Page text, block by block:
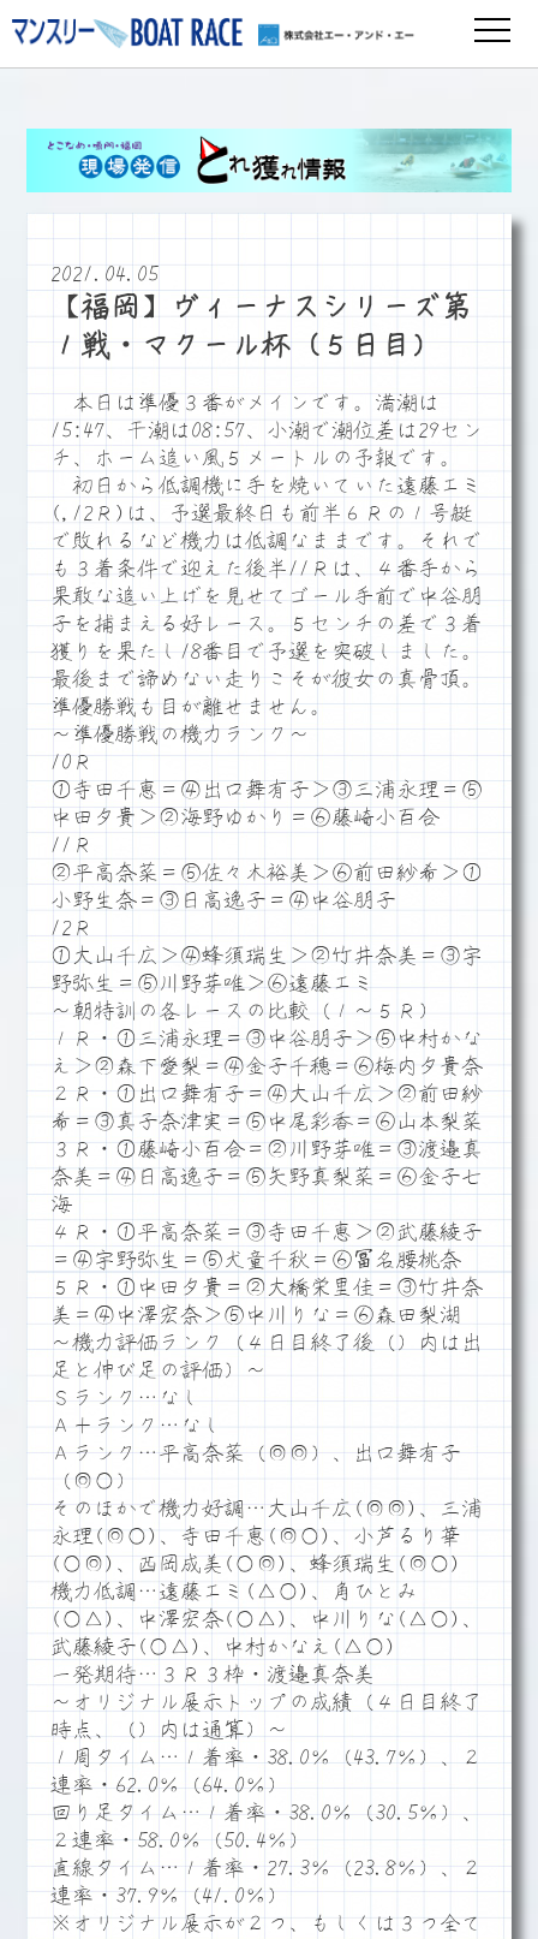
2021.04.05
【福岡】ヴィーナスシリーズ第
１戦・マクール杯（５日目）
本日は準優３番がメインです。満潮は
15:47、干潮は08:57、小潮で潮位差は29セン
チ、ホーム追い風５メートルの予報です。
初日から低調機に手を焼いていた遠藤エミ
(,12Ｒ)は、予選最終日も前半６Ｒの１号艇
で敗れるなど機力は低調なままです。それで
も３着条件で迎えた後半11Ｒは、４番手から
果敢な追い上げを見せてゴール手前で中谷朋
子を捕まえる好レース。５センチの差で３着
獲りを果たし18番目で予選を突破しました。
最後まで諦めない走りこそが彼女の真骨頂。
準優勝戦も目が離せません。
～準優勝戦の機力ランク～
10Ｒ
①寺田千恵＝④出口舞有子＞③三浦永理＝⑤
中田夕貴＞②海野ゆかり＝⑥藤崎小百合
11Ｒ
②平高奈菜＝⑤佐々木裕美＞⑥前田紗希＞①
小野生奈＝③日高逸子＝④中谷朋子
12Ｒ
①大山千広＞④蜂須瑞生＞②竹井奈美＝③宇
野弥生＝⑤川野芽唯＞⑥遠藤エミ
～朝特訓の各レースの比較（１～５Ｒ）
１Ｒ・①三浦永理＝③中谷朋子＞⑤中村かな
え＞②森下愛梨＝④金子千穂＝⑥梅内夕貴奈
２Ｒ・①出口舞有子＝④大山千広＞②前田紗
希＝③真子奈津実＝⑤中尾彩香＝⑥山本梨菜
３Ｒ・①藤崎小百合＝②川野芽唯＝③渡邉真
奈美＝④日高逸子＝⑤矢野真梨菜＝⑥金子七
海
４Ｒ・①平高奈菜＝③寺田千恵＞②武藤綾子
＝④宇野弥生＝⑤犬童千秋＝⑥冨名腰桃奈
５Ｒ・①中田夕貴＝②大橋栄里佳＝③竹井奈
美＝④中澤宏奈＞⑤中川りな＝⑥森田梨湖
～機力評価ランク（４日目終了後（）内は出
足と伸び足の評価）～
Ｓランク…なし
Ａ＋ランク…なし
Ａランク…平高奈菜（◎◎）、出口舞有子
（◎○）
そのほかで機力好調…大山千広(◎◎)、三浦
永理(◎○)、寺田千恵(◎○)、小芦るり華
(○◎)、西岡成美(○◎)、蜂須瑞生(◎○)
機力低調…遠藤エミ(△○)、角ひとみ
(○△)、中澤宏奈(○△)、中川りな(△○)、
武藤綾子(○△)、中村かなえ(△○)
一発期待…３Ｒ３枠・渡邉真奈美
～オリジナル展示トップの成績（４日目終了
時点、（）内は通算）～
１周タイム…１着率・38.0％（43.7％）、２
連率・62.0％（64.0％）
回り足タイム…１着率・38.0％（30.5％）、
２連率・58.0％（50.4％）
直線タイム…１着率・27.3％（23.8％）、２
連率・37.9％（41.0％）
※オリジナル展示が２つ、もしくは３つ全て